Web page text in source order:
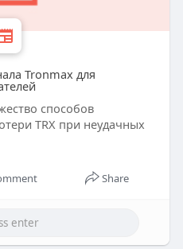
Tronmax для
способов
TRX при неудачных
Share